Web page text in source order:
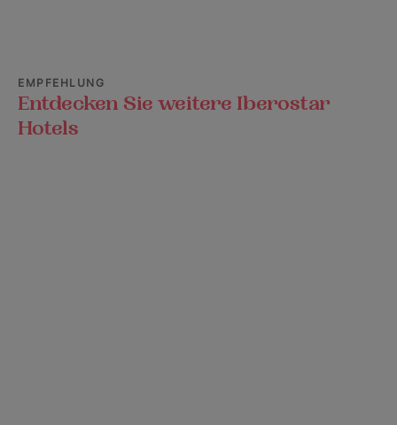
EMPFEHLUNG
Entdecken Sie weitere Iberostar
Hotels